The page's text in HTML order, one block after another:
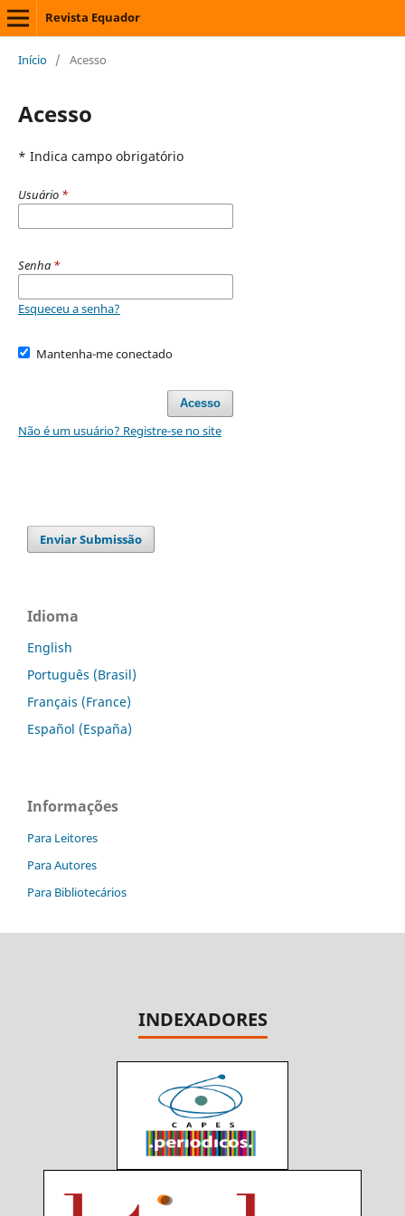
Revista Equador
Início / Acesso
Acesso
* Indica campo obrigatório
Usuário *
Senha *
Esqueceu a senha?
Mantenha-me conectado
Acesso
Não é um usuário? Registre-se no site
Enviar Submissão
Idioma
English
Português (Brasil)
Français (France)
Español (España)
Informações
Para Leitores
Para Autores
Para Bibliotecários
INDEXADORES